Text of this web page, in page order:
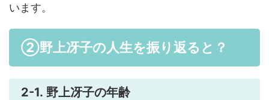
います。
②野上冴子の人生を振り返ると？
2-1. 野上冴子の年齢